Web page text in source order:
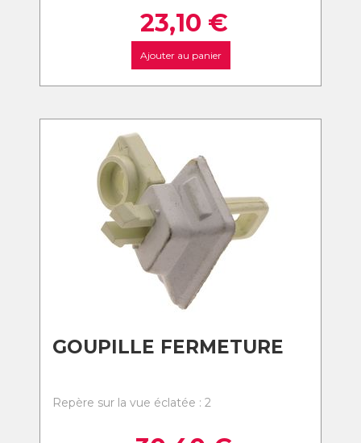
23,10 €
Ajouter au panier
GOUPILLE FERMETURE
Repère sur la vue éclatée : 2